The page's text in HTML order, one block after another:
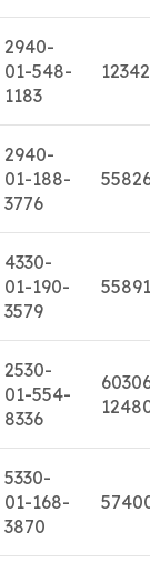
2940-
01-548-
1183
2940-
01-188-
3776
4330-
01-190-
3579
2530-
01-554-
8336
5330-
01-168-
3870